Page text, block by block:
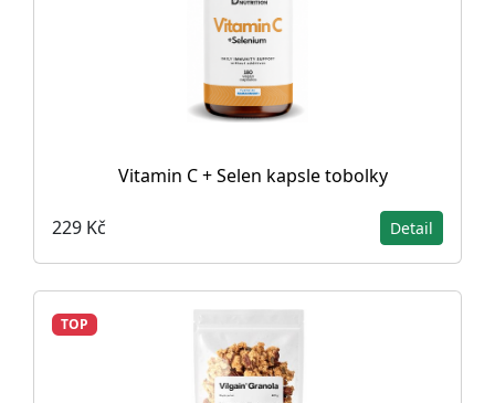
Vitamin C + Selen kapsle tobolky
229 Kč Detail
TOP